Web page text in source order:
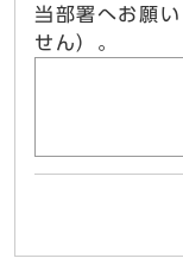
当部署へお願
せん）。